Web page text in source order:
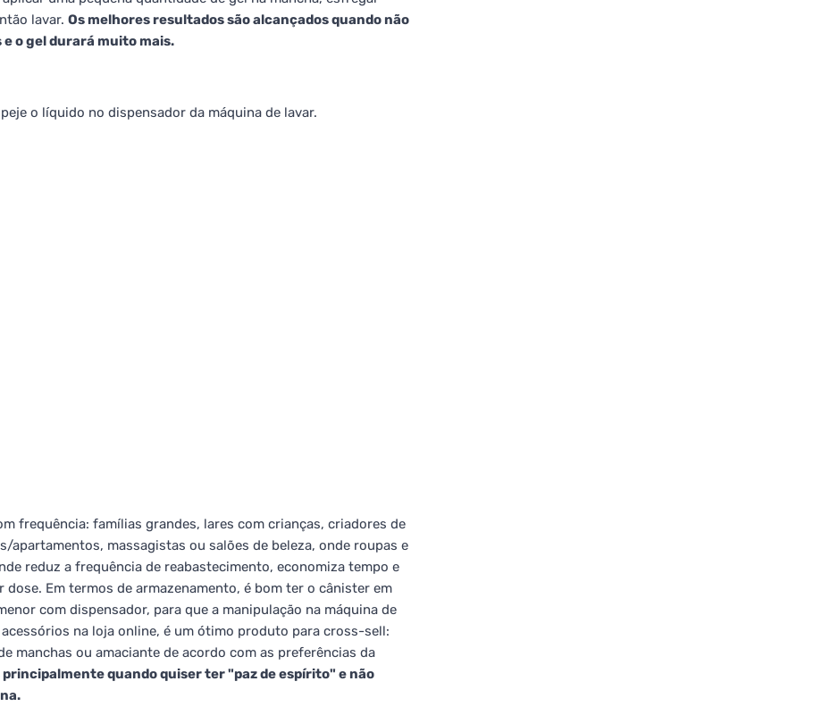
lavar. Os melhores resultados são alcançados quando não
o gel durará muito mais.
o líquido no dispensador da máquina de lavar.
frequência: famílias grandes, lares com crianças, criadores de
massagistas ou salões de beleza, onde roupas e
reduz a frequência de reabastecimento, economiza tempo e
Em termos de armazenamento, é bom ter o cânister em
com dispensador, para que a manipulação na máquina de
na loja online, é um ótimo produto para cross-sell:
manchas ou amaciante de acordo com as preferências da
quando quiser ter "paz de espírito" e não